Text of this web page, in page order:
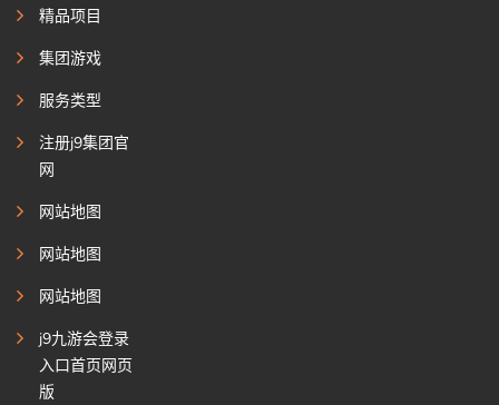
精品项目
集团游戏
服务类型
注册j9集团官
网
网站地图
网站地图
网站地图
j9九游会登录
入口首页网页
版